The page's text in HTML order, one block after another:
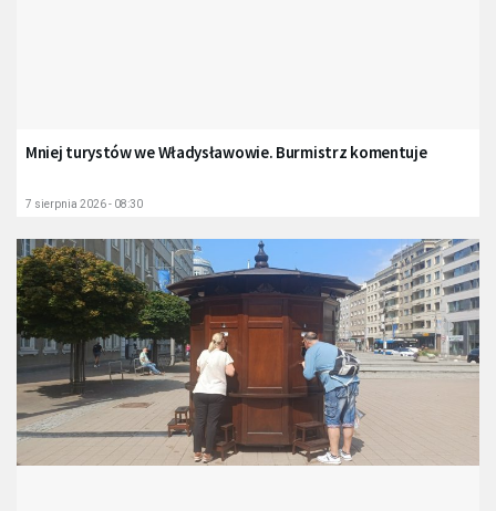
Mniej turystów we Władysławowie. Burmistrz komentuje
7 sierpnia 2026 - 08:30